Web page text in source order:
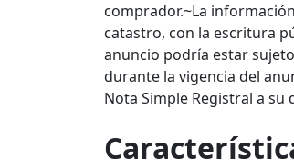
comprador.~La
catastro, con la escritura
anuncio podría estar
durante la vigencia del
Nota Simple Registral a